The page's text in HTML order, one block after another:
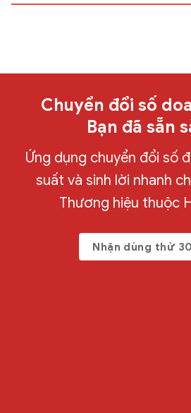
Chuyển đổi số
Bạn đã sẵn
Ứng dụng chuyển đổi số
suất và sinh lời nhanh
Thương hiệu thuộc
Nhận dùng thử